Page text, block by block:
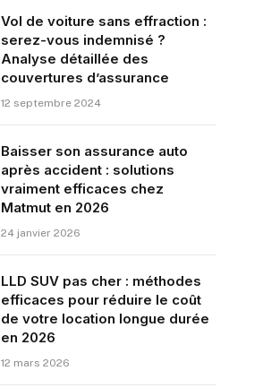
Vol de voiture sans effraction :
serez-vous indemnisé ?
Analyse détaillée des
couvertures d’assurance
12 septembre 2024
Baisser son assurance auto
après accident : solutions
vraiment efficaces chez
Matmut en 2026
24 janvier 2026
LLD SUV pas cher : méthodes
efficaces pour réduire le coût
de votre location longue durée
en 2026
12 mars 2026